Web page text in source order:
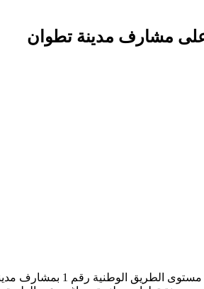
إلى إصابة 20 شخصا بجروح متفاوتة الخطورة.